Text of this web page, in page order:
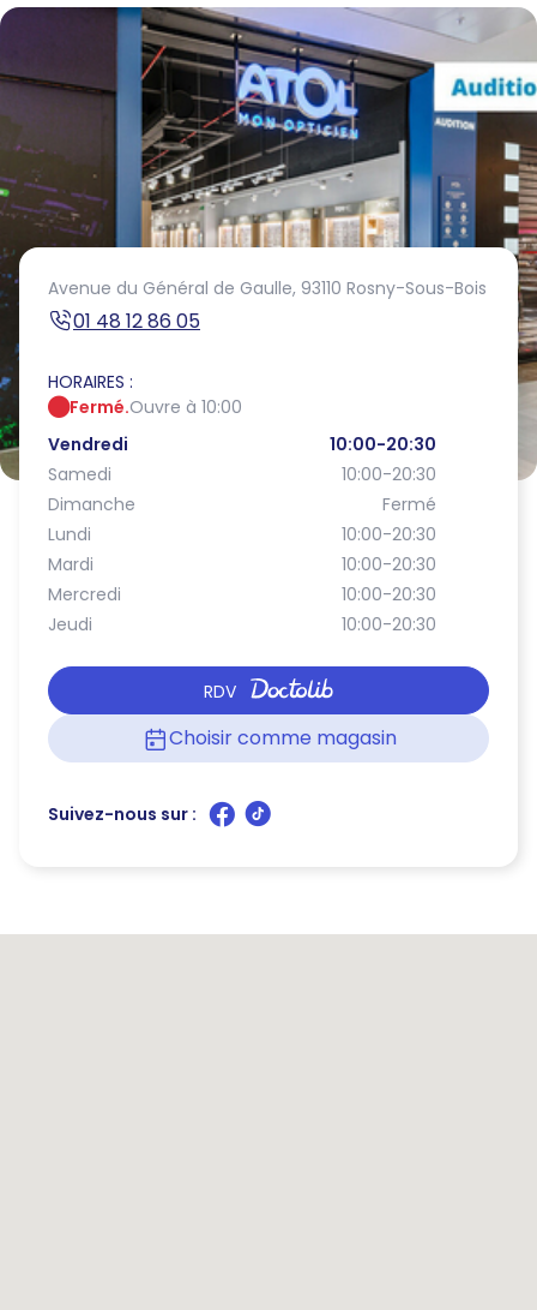
Avenue du Général de Gaulle, 93110 Rosny-Sous-Bois
01 48 12 86 05
HORAIRES :
Fermé.Ouvre à 10:00
Vendredi
10:00-20:30
Samedi
10:00-20:30
Dimanche
Fermé
Lundi
10:00-20:30
Mardi
10:00-20:30
Mercredi
10:00-20:30
Jeudi
10:00-20:30
RDV
Choisir comme magasin
Suivez-nous sur :